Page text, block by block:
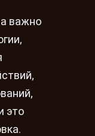
важно
это